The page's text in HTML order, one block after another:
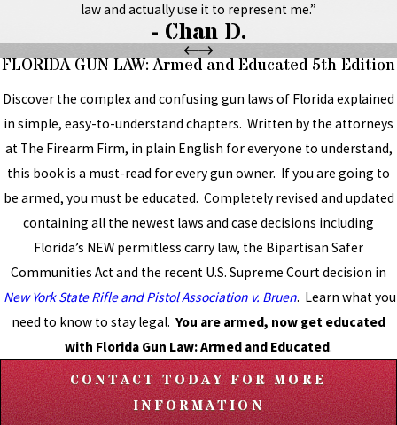
law and actually use it to represent me.”
- Chan D.
FLORIDA GUN LAW: Armed and Educated 5th Edition
Discover the complex and confusing gun laws of Florida explained
in simple, easy-to-understand chapters. Written by the attorneys
at The Firearm Firm, in plain English for everyone to understand,
this book is a must-read for every gun owner. If you are going to
be armed, you must be educated. Completely revised and updated
containing all the newest laws and case decisions including
Florida’s NEW permitless carry law, the Bipartisan Safer
Communities Act and the recent U.S. Supreme Court decision in
New York State Rifle and Pistol Association v. Bruen. Learn what you
need to know to stay legal. You are armed, now get educated
with Florida Gun Law: Armed and Educated.
CONTACT TODAY FOR MORE
INFORMATION